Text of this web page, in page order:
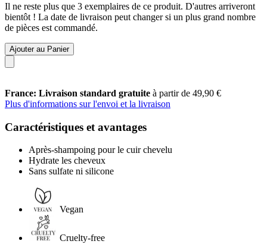
Il ne reste plus que 3 exemplaires de ce produit. D'autres arriveront
bientôt ! La date de livraison peut changer si un plus grand nombre
de pièces est commandé.
Ajouter au Panier
France: Livraison standard gratuite à partir de 49,90 €
Plus d'informations sur l'envoi et la livraison
Caractéristiques et avantages
Après-shampoing pour le cuir chevelu
Hydrate les cheveux
Sans sulfate ni silicone
Vegan
Cruelty-free